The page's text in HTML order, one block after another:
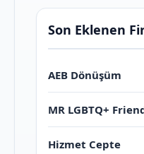
Son Eklenen
AEB Dönüşüm
MR LGBTQ+
Hizmet Cepte